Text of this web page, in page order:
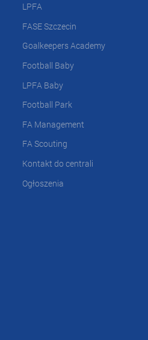
LPFA
FASE Szczecin
Goalkeepers Academy
Football Baby
LPFA Baby
Football Park
FA Management
FA Scouting
Kontakt do centrali
Ogłoszenia